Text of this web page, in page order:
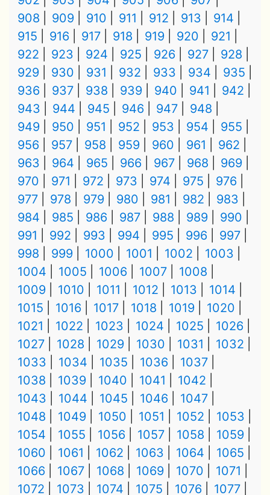
908
909 910 911 912 913
914
915
916 917 918 919 920
921
922
923 924 925 926 927
928
929
930 931 932 933 934
935
936
937 938 939 940 941
942
943
944 945 946 947
948
949
950 951 952 953 954
955
956
957 958 959 960 961
962
963
964 965 966 967 968
969
970
971 972 973 974 975
976
977
978 979 980 981 982
983
984
985 986 987 988 989
990
991
992 993 994 995 996
997
998
999 1000 1001 1002
1003
1004
1005 1006 1007
1008
1009
1010 1011 1012 1013
1014
1015
1016 1017 1018 1019
1020
1021
1022 1023 1024 1025
1026
1027
1028 1029 1030 1031
1032
1033
1034 1035 1036
1037
1038
1039 1040 1041
1042
1043
1044 1045 1046
1047
1048
1049 1050 1051 1052
1053
1054
1055 1056 1057 1058
1059
1060
1061 1062 1063 1064
1065
1066
1067 1068 1069 1070
1071
1072
1073 1074 1075 1076 1077